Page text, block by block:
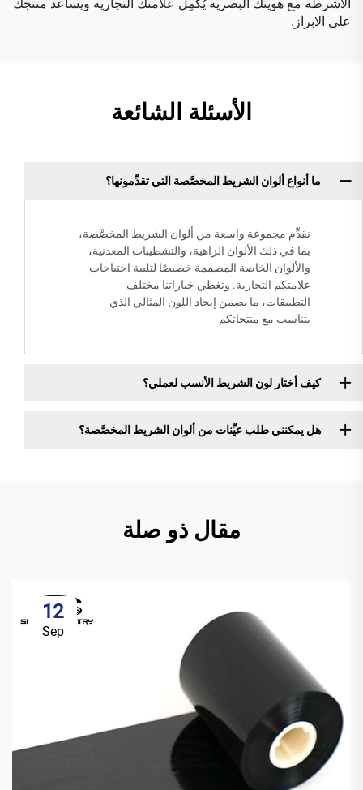
الأشرطة مع هويتك البصرية يُكمِل علامتك التجارية ويساعد منتجك
على الابراز.
الأسئلة الشائعة
ما أنواع ألوان الشريط المخصَّصة التي تقدِّمونها؟
نقدِّم مجموعة واسعة من ألوان الشريط المخصَّصة،
بما في ذلك الألوان الزاهية، والتشطيبات المعدنية،
والألوان الخاصة المصممة خصيصًا لتلبية احتياجات
علامتكم التجارية. وتغطي خياراتنا مختلف
التطبيقات، ما يضمن إيجاد اللون المثالي الذي
يتناسب مع منتجاتكم
كيف أختار لون الشريط الأنسب لعملي؟
هل يمكنني طلب عيِّنات من ألوان الشريط المخصَّصة؟
مقال ذو صلة
12
Sep